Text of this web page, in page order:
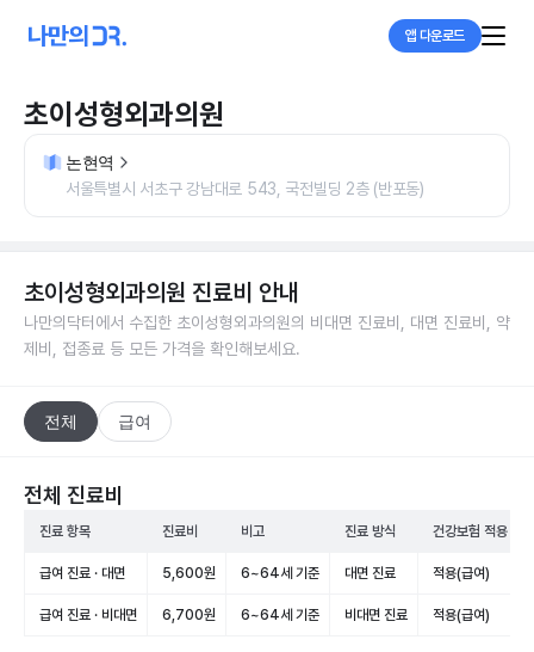
앱 다운로드
초이성형외과의원
논현역
서울특별시 서초구 강남대로 543, 국전빌딩 2층 (반포동)
초이성형외과의원 진료비 안내
나만의닥터에서 수집한 초이성형외과의원의 비대면 진료비, 대면 진료비, 약
제비, 접종료 등 모든 가격을 확인해보세요.
전체 급여
전체 진료비
진료 항목 진료비 비고 진료 방식 건강보험 적용
급여 진료 · 대면 5,600원 6~64세 기준 대면 진료 적용(급여)
급여 진료 · 비대면 6,700원 6~64세 기준 비대면 진료 적용(급여)